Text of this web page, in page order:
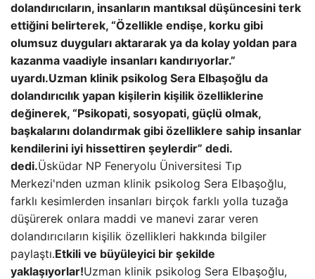
dolandırıcıların, insanların mantıksal düşüncesini terk
ettiğini belirterek, “Özellikle endişe, korku gibi
olumsuz duyguları aktararak ya da kolay yoldan para
kazanma vaadiyle insanları kandırıyorlar.”
uyardı.Uzman klinik psikolog Sera Elbaşoğlu da
dolandırıcılık yapan kişilerin kişilik özelliklerine
değinerek, “Psikopati, sosyopati, güçlü olmak,
başkalarını dolandırmak gibi özelliklere sahip insanlar
kendilerini iyi hissettiren şeylerdir” dedi.
dedi.Üsküdar NP Feneryolu Üniversitesi Tıp
Merkezi'nden uzman klinik psikolog Sera Elbaşoğlu,
farklı kesimlerden insanları birçok farklı yolla tuzağa
düşürerek onlara maddi ve manevi zarar veren
dolandırıcıların kişilik özellikleri hakkında bilgiler
paylaştı.Etkili ve büyüleyici bir şekilde
yaklaşıyorlar!Uzman klinik psikolog Sera Elbaşoğlu,